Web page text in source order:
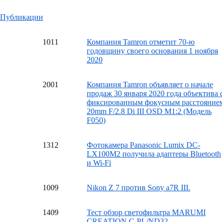
Публикации
1011
Компания Tamron отметит 70-ю
годовщину своего основания 1 ноября
2020
2001
Компания Tamron объявляет о начале
продаж 30 января 2020 года объектива
фиксированным фокусным
20mm F/2.8 Di III OSD M1:2 (Модель
F050)
1312
Фотокамера Panasonic Lumix DC-
LX100M2 получила адаптеры Bluetooth
и Wi-Fi
1009 Nikon Z 7 против Sony a7R III.
1409
Тест обзор светофильтра MARUMI